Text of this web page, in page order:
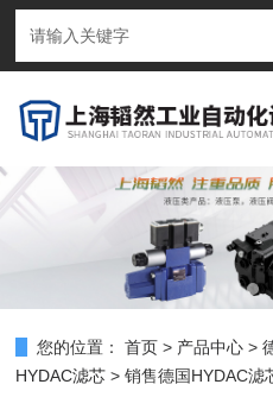
您的位置： 首页 > 产品中心 >
HYDAC滤芯 > 销售德国HYDAC滤